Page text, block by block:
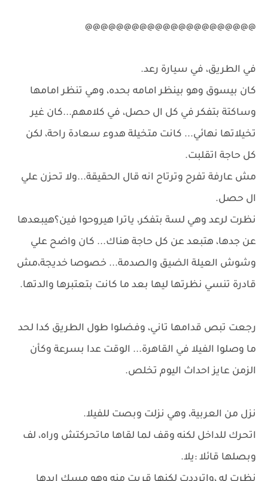
@@@@@@@@@@@@@@@@@@@@@@
في الطريق، في سيارة رعد.
كان بيسوق وهو بينظر امامه بحده، وهي تنظر امامها
وساكتة بتفكر في كل ال حصل، في كلامهم...كان غير
تخيلاتها نهائي... كانت متخيلة هدوء سعادة راحة، لكن
كل حاجة اتقلبت.
مش عارفة تفرح وترتاح انه قال الحقيقة...ولا تحزن علي
ال حصل.
نظرت لرعد وهي لسة بتفكر، ياترا هيروحوا فين؟هيبعدها
عن جدها، هتبعد عن كل حاجة هناك... كان واضح علي
وشوش العيلة الضيق والصدمة... خصوصا خديجة،مش
قادرة تنسي نظرتها ليها بعد ما كانت بتعتبرها والدتها.
رجعت تبص قدامها تاني، وفضلوا طول الطريق كدا لحد
ما وصلوا الفيلا في القاهرة... الوقت عدا بسرعة وكأن
الزمن عايز احداث اليوم تخلص.
نزل من العربية، وهي نزلت وبصت للفيلا.
اتحرك للداخل لكنه وقف لما لقاها ماتحركتش وراه، لف
وبصلها قائلا :يلا.